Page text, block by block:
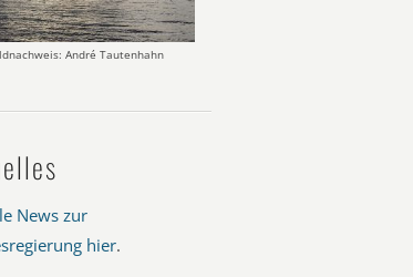
André Tautenhahn
News zur
hier.